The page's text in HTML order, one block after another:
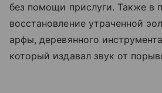
без помощи прислуги. Также в
восстановление утраченной
арфы, деревянного
который издавал звук от